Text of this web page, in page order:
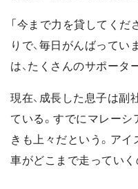
「今まで力を貸してく
りで、毎日がんばってい
は、たくさんのサポータ
現在、成長した息子は副
ている。すでにマレーシ
きも上々だという。ア
車がどこまで走っていく